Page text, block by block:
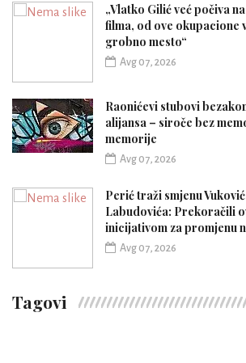
„Vlatko Gilić već počiva
filma, od ove okupacione
grobno mesto“
Avg 07, 2026
Raonićevi stubovi
alijansa – siroče bez
memorije
Avg 07, 2026
Perić traži smjenu
Labudovića: Prekoračili
inicijativom za promjenu
Avg 07, 2026
Tagovi